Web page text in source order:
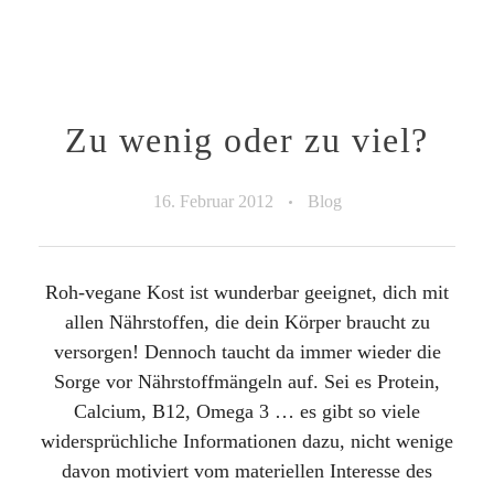
Zu wenig oder zu viel?
16. Februar 2012 Blog
Roh-vegane Kost ist wunderbar geeignet, dich mit
allen Nährstoffen, die dein Körper braucht zu
versorgen! Dennoch taucht da immer wieder die
Sorge vor Nährstoffmängeln auf. Sei es Protein,
Calcium, B12, Omega 3 … es gibt so viele
widersprüchliche Informationen dazu, nicht wenige
davon motiviert vom materiellen Interesse des